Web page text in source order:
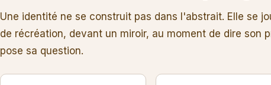
Une identité ne se construit pas dans l'abstrait. Elle se
de récréation, devant un miroir, au moment de dire son
pose sa question.